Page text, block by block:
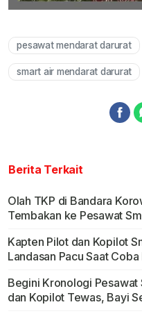
pesawat mendarat darurat
smart air mendarat darurat
Berita Terkait
Olah TKP di Bandara
Tembakan ke Pesawat
Kapten Pilot dan Kopilot
Landasan Pacu Saat
Begini Kronologi
dan Kopilot Tewas, Bayi